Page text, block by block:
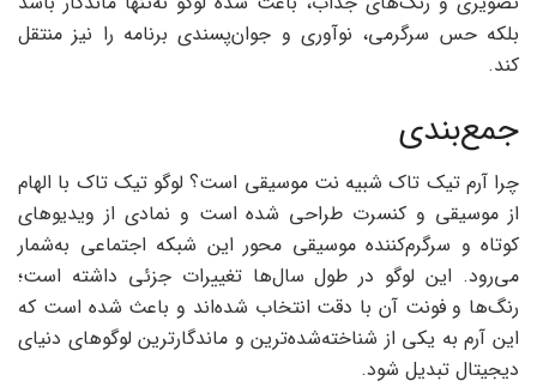
بلکه حس سرگرمی، نوآوری و جوان‌پسندی برنامه را نیز منتقل
کند.
جمع‌بندی
چرا آرم تیک ‌تاک شبیه نت موسیقی است؟ لوگو تیک تاک با الهام
از موسیقی و کنسرت طراحی شده است و نمادی از ویدیوهای
کوتاه و سرگرم‌کننده موسیقی محور این شبکه اجتماعی به‌شمار
می‌رود. این لوگو در طول سال‌ها تغییرات جزئی داشته است؛
رنگ‌ها و فونت آن با دقت انتخاب شده‌اند و باعث شده است که
این آرم به یکی از شناخته‌شده‌ترین و ماندگارترین لوگوهای دنیای
دیجیتال تبدیل شود.